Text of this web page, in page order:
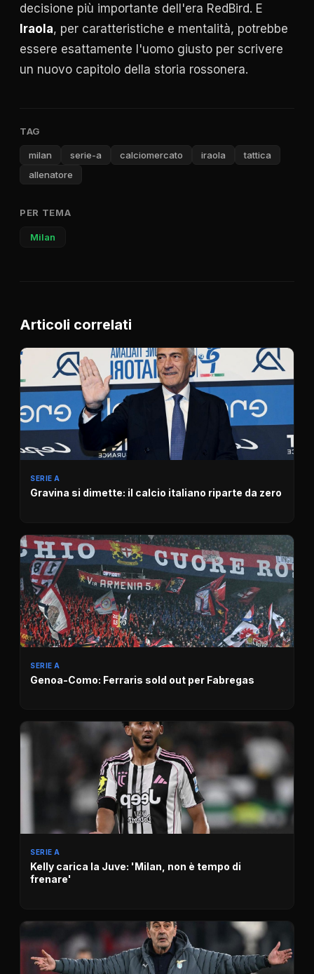
decisione più importante dell'era RedBird. E
Iraola, per caratteristiche e mentalità, potrebbe
essere esattamente l'uomo giusto per scrivere
un nuovo capitolo della storia rossonera.
TAG
milan serie-a calciomercato iraola
tattica
allenatore
PER TEMA
Milan
Articoli correlati
SERIE A
Gravina si dimette: il calcio italiano riparte da zero
SERIE A
Genoa-Como: Ferraris sold out per Fabregas
SERIE A
Kelly carica la Juve: 'Milan, non è tempo di
frenare'